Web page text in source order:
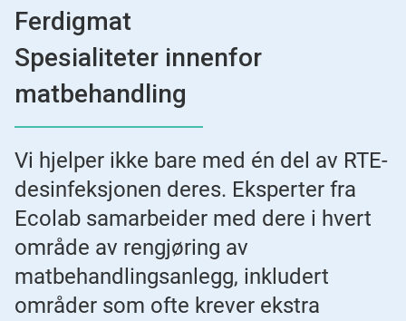
Ferdigmat
Spesialiteter innenfor
matbehandling
Vi hjelper ikke bare med én del av RTE-
desinfeksjonen deres. Eksperter fra
Ecolab samarbeider med dere i hvert
område av rengjøring av
matbehandlingsanlegg, inkludert
områder som ofte krever ekstra